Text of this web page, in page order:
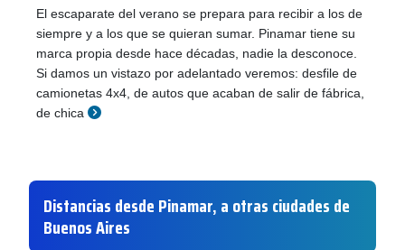
El escaparate del verano se prepara para recibir a los de
siempre y a los que se quieran sumar. Pinamar tiene su
marca propia desde hace décadas, nadie la desconoce.
Si damos un vistazo por adelantado veremos: desfile de
camionetas 4x4, de autos que acaban de salir de fábrica,
de chica
Distancias desde Pinamar, a otras ciudades de
Buenos Aires